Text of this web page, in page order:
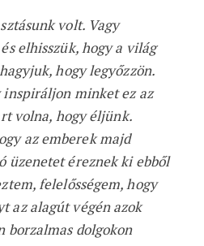
volt. Vagy
elhisszük, hogy a világ
hogy legyőzzön.
inspiráljon minket ez az
volna, hogy éljünk.
az emberek majd
üzenetet éreznek ki ebből
felelősségem, hogy
az alagút végén azok
borzalmas dolgokon